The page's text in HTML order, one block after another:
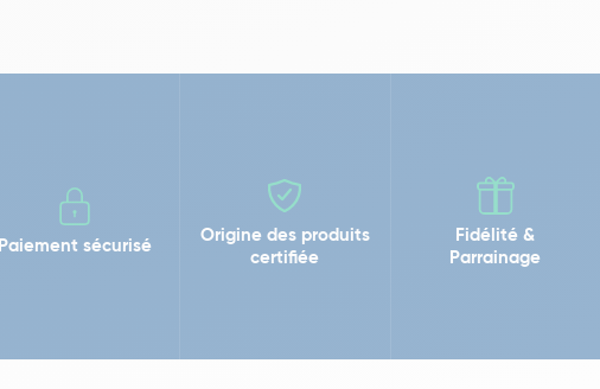
Paiement sécurisé
Origine des produits
certifiée
Fidélité &
Parrainage